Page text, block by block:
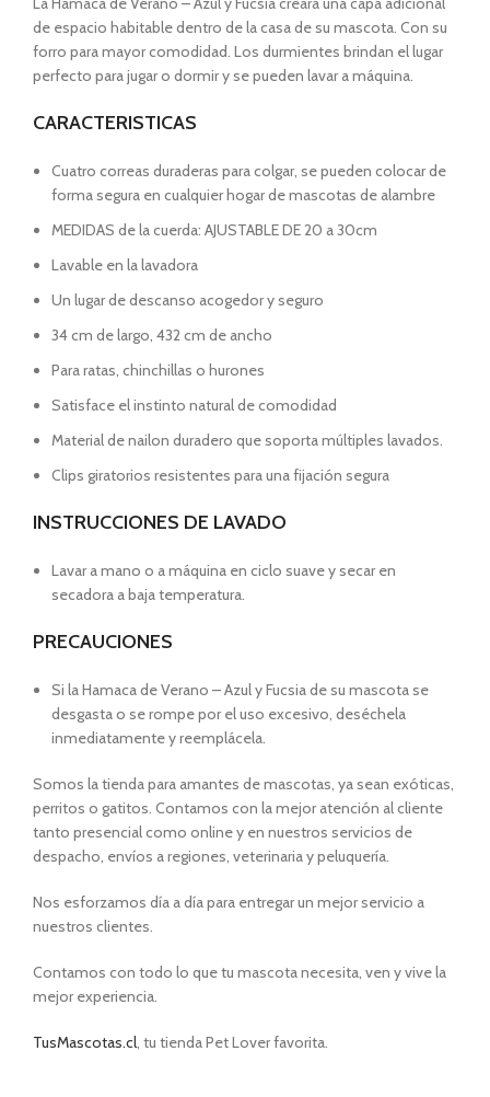
de espacio habitable dentro de la casa de su mascota. Con su
forro para mayor comodidad. Los durmientes brindan el lugar
perfecto para jugar o dormir y se pueden lavar a máquina.
CARACTERISTICAS
Cuatro correas duraderas para colgar, se pueden colocar de
forma segura en cualquier hogar de mascotas de alambre
MEDIDAS de la cuerda: AJUSTABLE DE 20 a 30cm
Lavable en la lavadora
Un lugar de descanso acogedor y seguro
34 cm de largo, 432 cm de ancho
Para ratas, chinchillas o hurones
Satisface el instinto natural de comodidad
Material de nailon duradero que soporta múltiples lavados.
Clips giratorios resistentes para una fijación segura
INSTRUCCIONES DE LAVADO
Lavar a mano o a máquina en ciclo suave y secar en
secadora a baja temperatura.
PRECAUCIONES
Si la Hamaca de Verano – Azul y Fucsia de su mascota se
desgasta o se rompe por el uso excesivo, deséchela
inmediatamente y reemplácela.
Somos la tienda para amantes de mascotas, ya sean exóticas,
perritos o gatitos. Contamos con la mejor atención al cliente
tanto presencial como online y en nuestros servicios de
despacho, envíos a regiones, veterinaria y peluquería.
Nos esforzamos día a día para entregar un mejor servicio a
nuestros clientes.
Contamos con todo lo que tu mascota necesita, ven y vive la
mejor experiencia.
TusMascotas.cl, tu tienda Pet Lover favorita.